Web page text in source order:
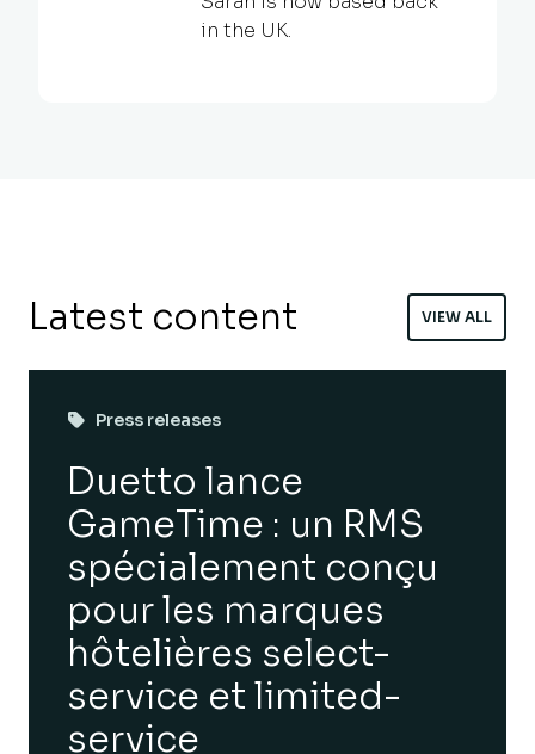
in the UK.
Latest content VIEW ALL
Press releases
Duetto lance
GameTime : un RMS
spécialement conçu
pour les marques
hôtelières select-
service et limited-
service